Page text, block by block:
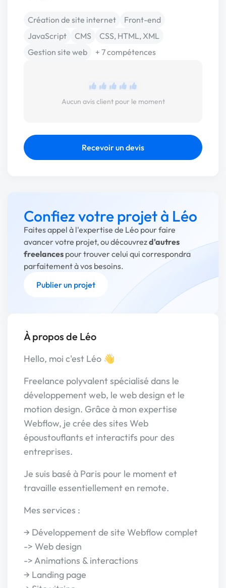
Création de site internet
Front-end
JavaScript
CMS
CSS, HTML, XML
Gestion site web
+ 7 compétences
Aucun avis client pour le moment
Recevoir un devis
Confiez votre projet à Léo
Faites appel à l'expertise de Léo pour faire
avancer votre projet, ou découvrezd'autres
freelances pour trouver celui qui correspondra
parfaitement à vos besoins.
Publier un projet
À propos de Léo
Hello, moi c'est Léo 👋
Freelance polyvalent spécialisé dans le
développement web, le web design et le
motion design. Grâce à mon expertise
Webflow, je crée des sites Web
époustouflants et interactifs pour des
entreprises.
Je suis basé à Paris pour le moment et
travaille essentiellement en remote.
Mes services :
→ Développement de site Webflow complet
-> Web design
-> Animations & interactions
→ Landing page